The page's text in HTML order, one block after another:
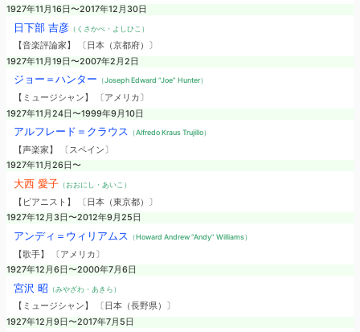
1927年11月16日〜2017年12月30日
日下部 吉彦（くさかべ・よしひこ）
【音楽評論家】 〔日本（京都府）〕
1927年11月19日〜2007年2月2日
ジョー＝ハンター （Joseph Edward “Joe” Hunter）
【ミュージシャン】 〔アメリカ〕
1927年11月24日〜1999年9月10日
アルフレード＝クラウス （Alfredo Kraus Trujillo）
【声楽家】 〔スペイン〕
1927年11月26日〜
大西 愛子（おおにし・あいこ）
【ピアニスト】 〔日本（東京都）〕
1927年12月3日〜2012年9月25日
アンディ＝ウィリアムス （Howard Andrew “Andy” Williams）
【歌手】 〔アメリカ〕
1927年12月6日〜2000年7月6日
宮沢 昭 （みやざわ・あきら）
【ミュージシャン】 〔日本（長野県）〕
1927年12月9日〜2017年7月5日